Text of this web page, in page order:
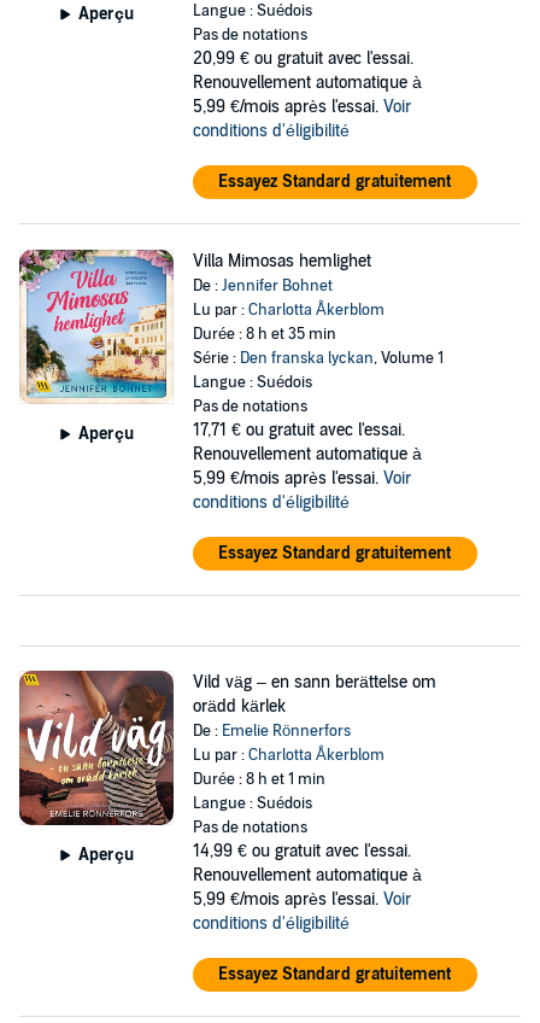
Aperçu
Langue : Suédois
Pas de notations
20,99 € ou gratuit avec l'essai.
Renouvellement automatique à
5,99 €/mois après l'essai. Voir
conditions d'éligibilité
Essayez Standard gratuitement
Aperçu
Villa Mimosas hemlighet
De :Jennifer Bohnet
Lu par :Charlotta Åkerblom
Durée : 8 h et 35 min
Série : Den franska lyckan, Volume 1
Langue : Suédois
Pas de notations
17,71 € ou gratuit avec l'essai.
Renouvellement automatique à
5,99 €/mois après l'essai. Voir
conditions d'éligibilité
Essayez Standard gratuitement
Aperçu
Vild väg – en sann berättelse om
orädd kärlek
De : Emelie Rönnerfors
Lu par :Charlotta Åkerblom
Durée : 8 h et 1 min
Langue : Suédois
Pas de notations
14,99 € ou gratuit avec l'essai.
Renouvellement automatique à
5,99 €/mois après l'essai. Voir
conditions d'éligibilité
Essayez Standard gratuitement